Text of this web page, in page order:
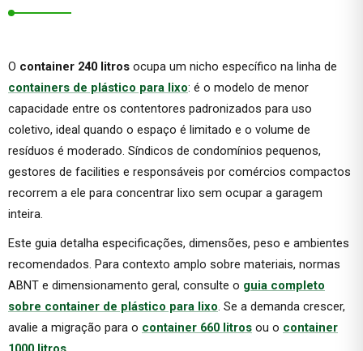
O container 240 litros ocupa um nicho específico na linha de
containers de plástico para lixo: é o modelo de menor
capacidade entre os contentores padronizados para uso
coletivo, ideal quando o espaço é limitado e o volume de
resíduos é moderado. Síndicos de condomínios pequenos,
gestores de facilities e responsáveis por comércios compactos
recorrem a ele para concentrar lixo sem ocupar a garagem
inteira.
Este guia detalha especificações, dimensões, peso e ambientes
recomendados. Para contexto amplo sobre materiais, normas
ABNT e dimensionamento geral, consulte o guia completo
sobre container de plástico para lixo. Se a demanda crescer,
avalie a migração para o container 660 litros ou o container